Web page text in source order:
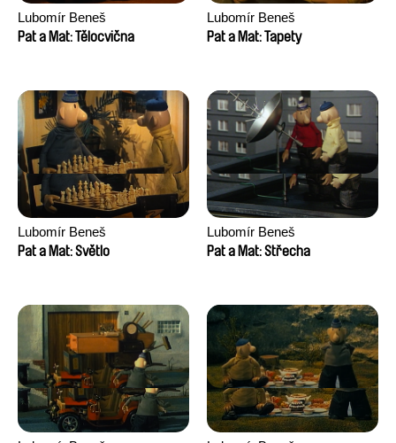
Lubomír Beneš
Pat a Mat: Tělocvična
Lubomír Beneš
Pat a Mat: Tapety
Lubomír Beneš
Pat a Mat: Světlo
Lubomír Beneš
Pat a Mat: Střecha